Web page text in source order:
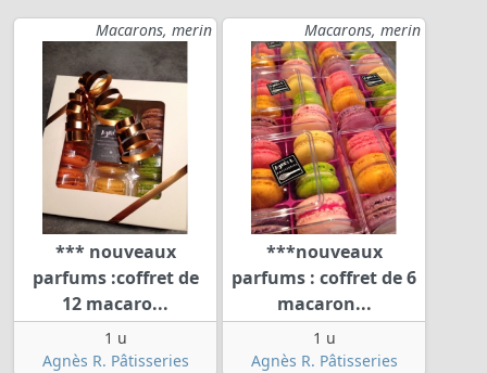
Macarons, merin
*** nouveaux
parfums :coffret de
12 macaro...
1 u
Agnès R. Pâtisseries
Macarons, merin
***nouveaux
parfums : coffret de 6
macaron...
1 u
Agnès R. Pâtisseries